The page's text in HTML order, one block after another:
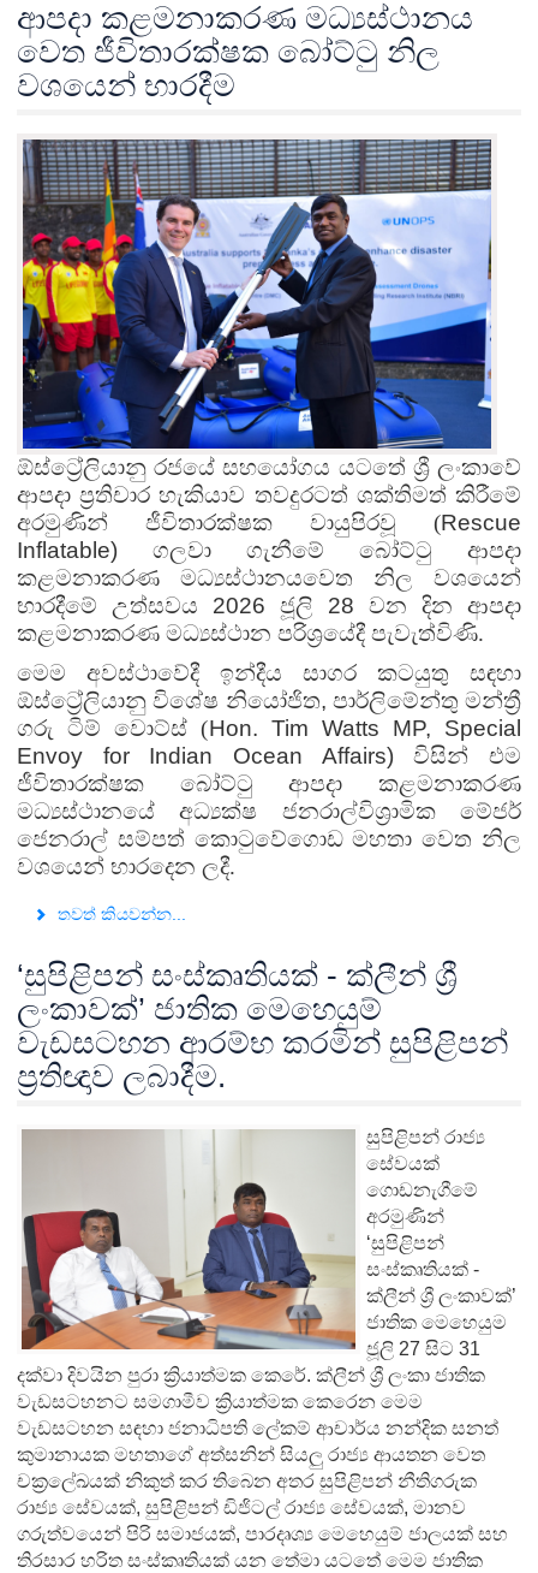
ආපදා කළමනාකරණ මධ්‍යස්ථානය
වෙත ජීවිතාරක්ෂක බෝට්ටු නිල
වශයෙන් භාරදීම
ඕස්ට්‍රේලියානු රජයේ සහයෝගය යටතේ ශ්‍රී ලංකාවේ
ආපදා ප්‍රතිචාර හැකියාව තවදුරටත් ශක්තිමත් කිරීමේ
අරමුණින් ජීවිතාරක්ෂක වායුපිරවූ (Rescue
Inflatable)ගලවා ගැනීමේ බෝට්ටු ආපදා
කළමනාකරණ මධ්‍යස්ථානයවෙත නිල වශයෙන්
භාරදීමේ උත්සවය 2026 ජූලි 28 වන දින ආපදා
කළමනාකරණ මධ්‍යස්ථාන පරිශ්‍රයේදී පැවැත්විණි.
මෙම අවස්ථාවේදී ඉන්දීය සාගර කටයුතු සඳහා
ඕස්ට්‍රේලියානු විශේෂ නියෝජිත, පාර්ලිමේන්තු මන්ත්‍රී
ගරු ටිම් වොට්ස් (Hon. Tim Watts MP, Special
Envoy for Indian Ocean Affairs)විසින් එම
ජීවිතාරක්ෂක බෝට්ටු ආපදා කළමනාකරණ
මධ්‍යස්ථානයේ අධ්‍යක්ෂ ජනරාල්විශ්‍රාමික මේජර්
ජෙනරාල් සම්පත් කොටුවේගොඩ මහතා වෙත නිල
වශයෙන් භාරදෙන ලදී.
තවත් කියවන්න...
‘සුපිළිපන් සංස්කෘතියක් - ක්ලීන් ශ්‍රී
ලංකාවක්’ ජාතික මෙහෙයුම්
වැඩසටහන ආරම්භ කරමින් සුපිළිපන්
ප්‍රතිඥාව ලබාදීම.
සුපිළිපන් රාජ්‍ය
සේවයක්
ගොඩනැගීමේ
අරමුණින්
‘සුපිළිපන්
සංස්කෘතියක් -
ක්ලීන් ශ්‍රී ලංකාවක්’
ජාතික මෙහෙයුම
ජූලි 27 සිට 31
දක්වා දිවයින පුරා ක්‍රියාත්මක කෙරේ. ක්ලීන් ශ්‍රී ලංකා ජාතික
වැඩසටහනට සමගාමීව ක්‍රියාත්මක කෙරෙන මෙම
වැඩසටහන සඳහා ජනාධිපති ලේකම් ආචාර්ය නන්දික සනත්
කුමානායක මහතාගේ අත්සනින් සියලු රාජ්‍ය ආයතන වෙත
චක්‍රලේඛයක් නිකුත් කර තිබෙන අතර සුපිළිපන් නීතිගරුක
රාජ්‍ය සේවයක්, සුපිළිපන් ඩිජිටල් රාජ්‍ය සේවයක්, මානව
ගරුත්වයෙන් පිරි සමාජයක්, පාරදෘශ්‍ය මෙහෙයුම් ජාලයක් සහ
තිරසාර හරිත සංස්කෘතියක් යන තේමා යටතේ මෙම ජාතික